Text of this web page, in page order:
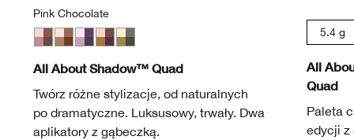
Pink Chocolate
All About Shadow™ Quad
Twórz różne stylizacje, od naturalnych
po dramatyczne. Luksusowy, trwały. Dwa
aplikatory z gąbeczką.
5.4 g
All
Quad
Paleta
edycji z